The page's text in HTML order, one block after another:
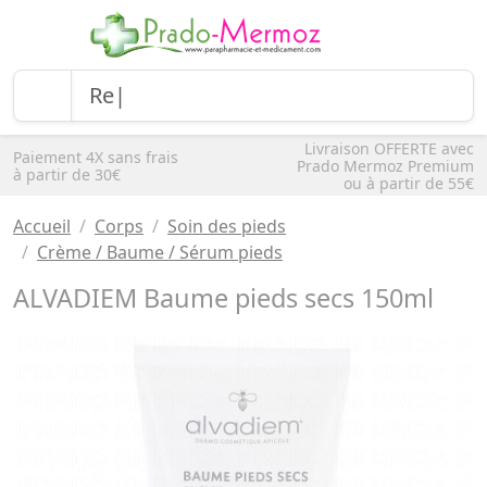
Paiement 4X sans frais
à partir de 30€
Livraison OFFERTE avec
Prado Mermoz Premium
ou à partir de 55€
Accueil Corps
Soin des pieds
Crème / Baume / Sérum pieds
ALVADIEM Baume pieds secs 150ml